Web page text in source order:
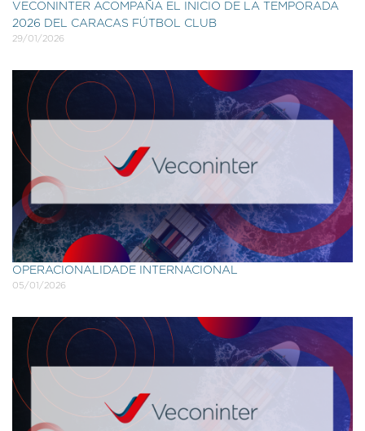
VECONINTER ACOMPAÑA EL INICIO DE LA TEMPORADA
2026 DEL CARACAS FÚTBOL CLUB
29/01/2026
OPERACIONALIDADE INTERNACIONAL
05/01/2026